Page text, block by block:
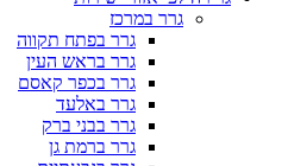
גרר במרכז
גרר בפתח תקווה
גרר בראש העין
גרר בכפר קאסם
גרר באלעד
גרר בבני ברק
גרר ברמת גן